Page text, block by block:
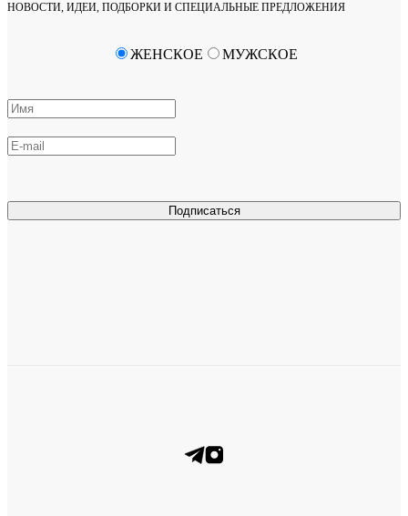
НОВОСТИ, ИДЕИ, ПОДБОРКИ И СПЕЦИАЛЬНЫЕ ПРЕДЛОЖЕНИЯ
Подписаться
ЖЕНСКОЕ МУЖСКОЕ